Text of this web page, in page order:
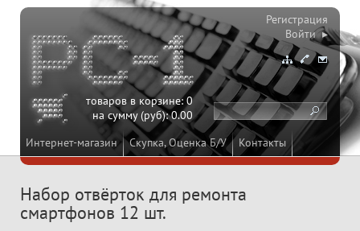
Интернет-магазин Скупка, Оценка Б/У Контакты
товаров в корзине:0
на сумму (руб):0.00
Регистрация
Войти ▸
Набор отвёрток для ремонта
смартфонов 12 шт.